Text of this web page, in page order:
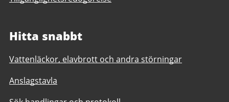
Hitta snabbt
Vattenläckor, elavbrott och andra störningar
Anslagstavla